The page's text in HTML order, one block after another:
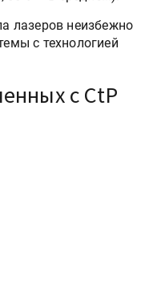
лазеров неизбежно
с технологией
с CtP
выпускает станцию